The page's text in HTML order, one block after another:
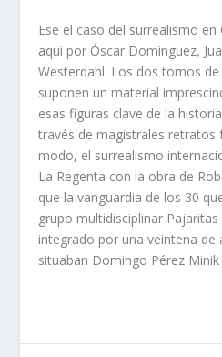
Ese el caso del surrealismo
aquí por Óscar Domínguez,
Westerdahl. Los dos tomos
suponen un material
esas figuras clave de la
través de magistrales retratos
modo, el surrealismo
La Regenta con la obra de
que la vanguardia de los 30
grupo multidisciplinar
integrado por una veintena
situaban Domingo Pérez